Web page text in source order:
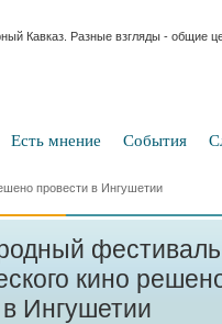
Есть мнение События
провести в Ингушетии
фестиваль
кино
Ингушетии